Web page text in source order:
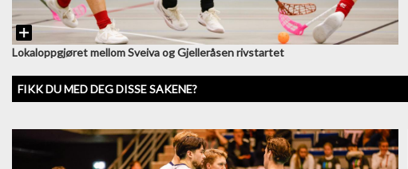
Lokaloppgjøret mellom Sveiva og Gjelleråsen rivstartet
FIKK DU MED DEG DISSE SAKENE?